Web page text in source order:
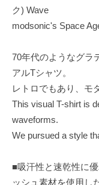
ク) Wave
modsonic's Space
70年代のようなグラ
アルTシャツ。
レトロでもあり、モ
This visual T-shirt is
waveforms.
We pursued a style
■吸汗性と速乾性に
ッシュ素材を使用し